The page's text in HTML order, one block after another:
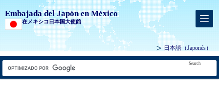
Embajada del Japón en México
在メキシコ日本国大使館
日本語（Japonés）
Search